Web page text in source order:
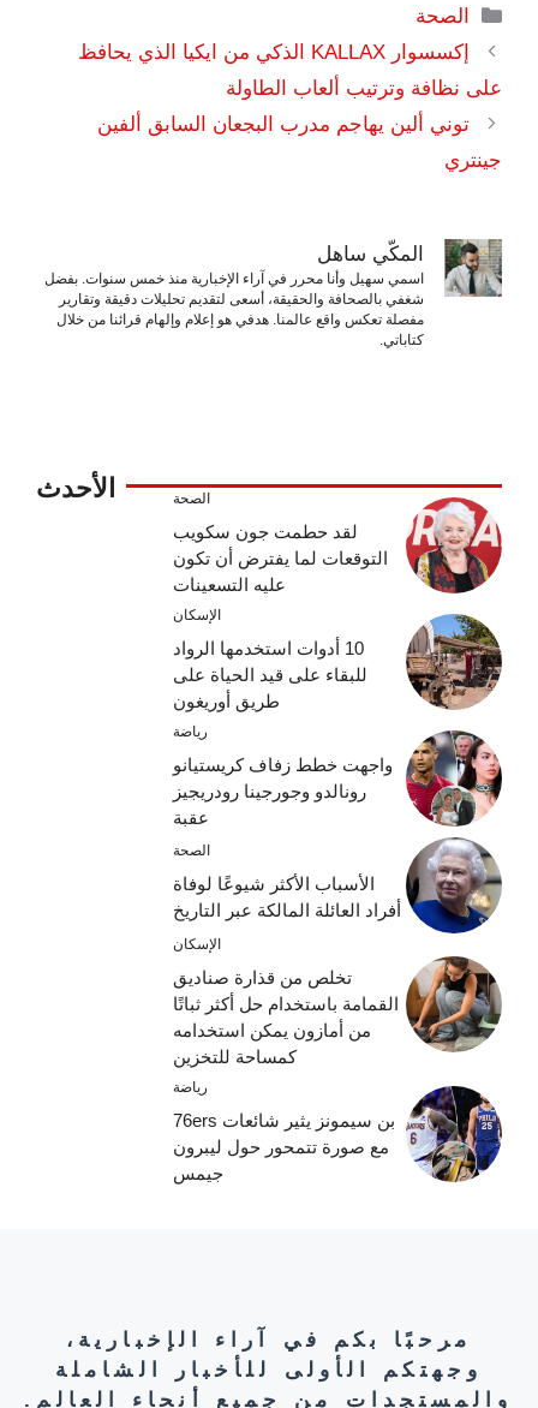
التصنيفات
الصحة
إكسسوار KALLAX الذكي من ايكيا الذي يحافظ
على نظافة وترتيب ألعاب الطاولة
توني ألين يهاجم مدرب البجعان السابق ألفين
جينتري
المكّي ساهل
اسمي سهيل وأنا محرر في آراء الإخبارية منذ خمس سنوات. بفضل
شغفي بالصحافة والحقيقة، أسعى لتقديم تحليلات دقيقة وتقارير
مفصلة تعكس واقع عالمنا. هدفي هو إعلام وإلهام قرائنا من خلال
كتاباتي.
الأحدث الصحة
لقد حطمت جون سكويب
التوقعات لما يفترض أن تكون
عليه التسعينات
الإسكان
10 أدوات استخدمها الرواد
للبقاء على قيد الحياة على
طريق أوريغون
رياضة
واجهت خطط زفاف كريستيانو
رونالدو وجورجينا رودريجيز
عقبة
الصحة
الأسباب الأكثر شيوعًا لوفاة
أفراد العائلة المالكة عبر التاريخ
الإسكان
تخلص من قذارة صناديق
القمامة باستخدام حل أكثر ثباتًا
من أمازون يمكن استخدامه
كمساحة للتخزين
رياضة
بن سيمونز يثير شائعات 76ers
مع صورة تتمحور حول ليبرون
جيمس
مرحبًا بكم في آراء الإخبارية،
وجهتكم الأولى للأخبار الشاملة
والمستجدات من جميع أنحاء العالم.